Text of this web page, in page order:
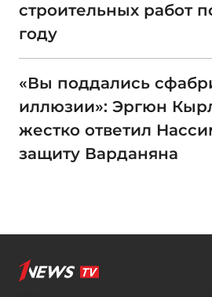
строительных работ
году
«Вы поддались
иллюзии»: Эргюн
жестко ответил
защиту Варданяна